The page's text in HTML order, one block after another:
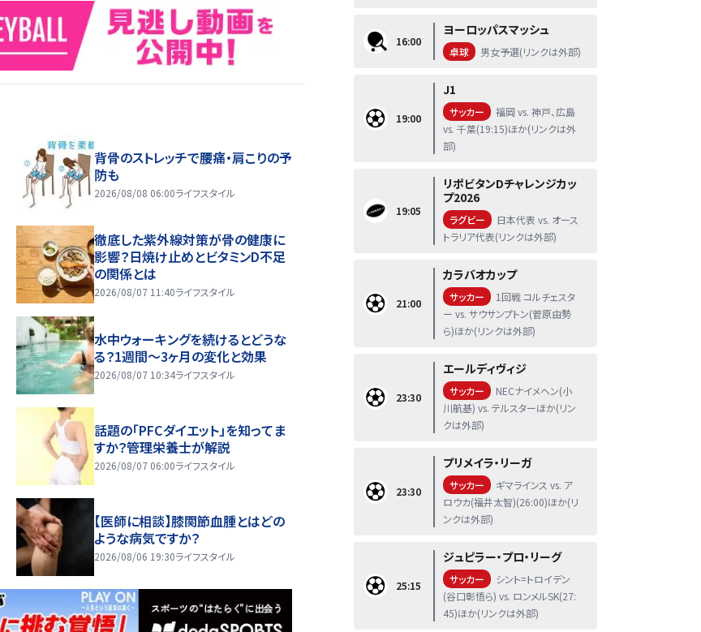
背骨のストレッチで腰痛・肩こりの予
防も
2026/08/08 06:00ライフスタイル
徹底した紫外線対策が骨の健康に
影響？日焼け止めとビタミンD不足
の関係とは
2026/08/07 11:40ライフスタイル
水中ウォーキングを続けるとどうな
る？1週間～3ヶ月の変化と効果
2026/08/07 10:34ライフスタイル
話題の「PFCダイエット」を知ってま
すか？管理栄養士が解説
2026/08/07 06:00ライフスタイル
【医師に相談】膝関節血腫とはどの
ような病気ですか？
2026/08/06 19:30ライフスタイル
16:00
ヨーロッパスマッシュ
卓球 男女予選(リンクは外部)
19:00
J1
サッカー
福岡 vs. 神戸、広島
vs. 千葉(19:15)ほか(リンクは外
部)
19:05
リポビタンDチャレンジカッ
プ2026
ラグビー
日本代表 vs. オース
トラリア代表(リンクは外部)
21:00
カラバオカップ
サッカー
1回戦 コルチェスタ
ー vs. サウサンプトン(菅原由勢
ら)ほか(リンクは外部)
23:30
エールディヴィジ
サッカー
NECナイメヘン(小
川航基) vs. テルスターほか(リン
クは外部)
23:30
プリメイラ・リーガ
サッカー
ギマラインス vs. ア
ロウカ(福井太智)(26:00)ほか(リ
ンクは外部)
25:15
ジュピラー・プロ・リーグ
サッカー
シント=トロイデン
(谷口彰悟ら) vs. ロンメルSK(27:
45)ほか(リンクは外部)